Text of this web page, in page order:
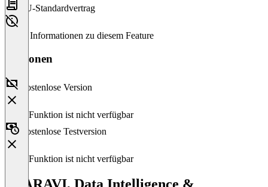
EU-Standardvertrag
Keine Informationen zu diesem Feature
Versionen
Kostenlose Version
Diese Funktion ist nicht verfügbar
Kostenlose Testversion
Diese Funktion ist nicht verfügbar